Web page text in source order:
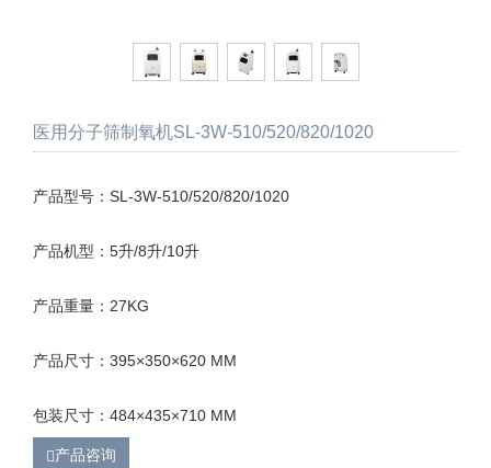
医用分子筛制氧机SL-3W-510/520/820/1020
产品型号：SL-3W-510/520/820/1020
产品机型：5升/8升/10升
产品重量：27KG
产品尺寸：395×350×620 MM
包装尺寸：484×435×710 MM
产品咨询